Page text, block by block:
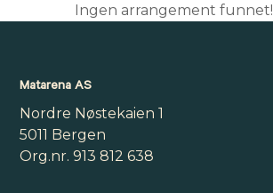
Ingen arrangement funnet!
Matarena AS
Nordre Nøstekaien 1
5011 Bergen
Org.nr. 913 812 638